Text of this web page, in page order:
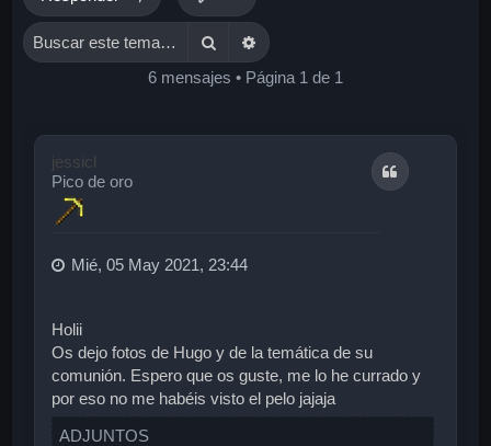
BuscarBúsqueda avanzada
6 mensajes • Página 1 de 1
jessicl
Pico de oro
Citar
Mié, 05 May 2021, 23:44
Holii
Os dejo fotos de Hugo y de la temática de su
comunión. Espero que os guste, me lo he currado y
por eso no me habéis visto el pelo jajaja
ADJUNTOS